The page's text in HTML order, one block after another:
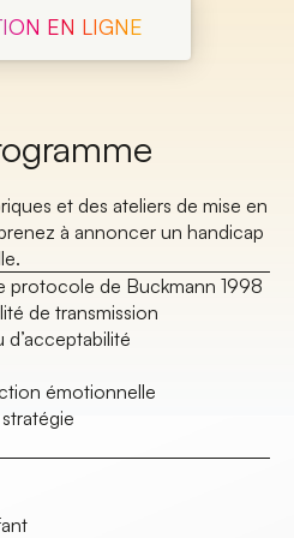
EN LIGNE
et des ateliers de mise en
à annoncer un handicap
protocole de Buckmann 1998
de transmission
émotionnelle